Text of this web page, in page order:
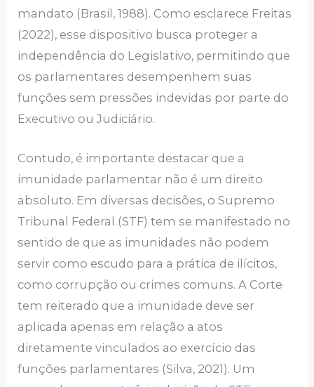
mandato (Brasil, 1988). Como esclarece Freitas
(2022), esse dispositivo busca proteger a
independência do Legislativo, permitindo que
os parlamentares desempenhem suas
funções sem pressões indevidas por parte do
Executivo ou Judiciário.
Contudo, é importante destacar que a
imunidade parlamentar não é um direito
absoluto. Em diversas decisões, o Supremo
Tribunal Federal (STF) tem se manifestado no
sentido de que as imunidades não podem
servir como escudo para a prática de ilícitos,
como corrupção ou crimes comuns. A Corte
tem reiterado que a imunidade deve ser
aplicada apenas em relação a atos
diretamente vinculados ao exercício das
funções parlamentares (Silva, 2021). Um